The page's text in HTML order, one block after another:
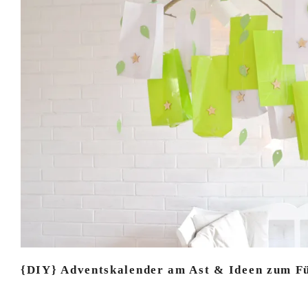
{DIY} Adventskalender am Ast & Ideen zum